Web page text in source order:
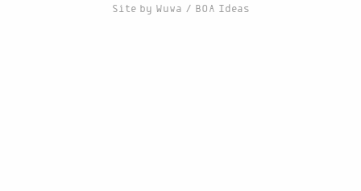
Site by Wuwa / BOA Ideas